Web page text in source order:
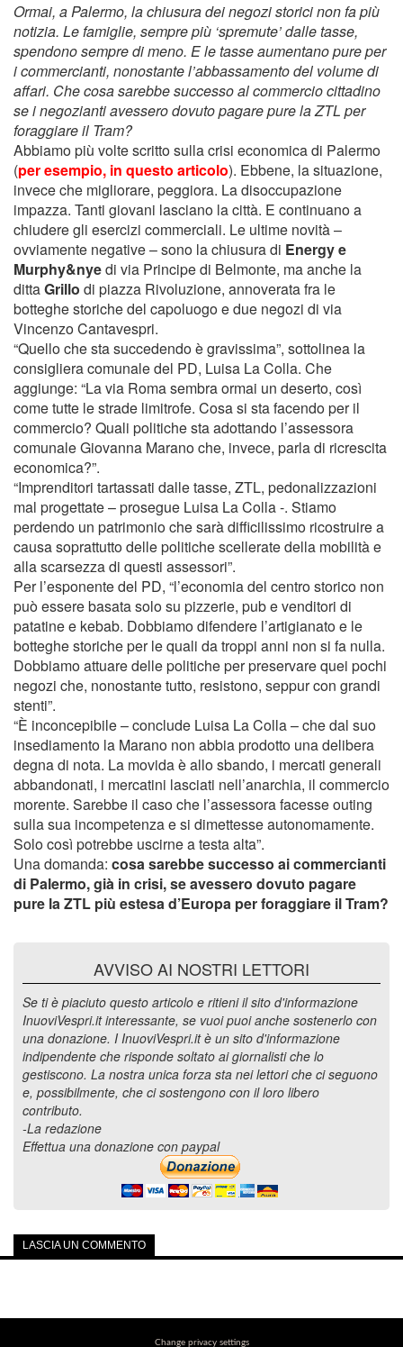
Ormai, a Palermo, la chiusura dei negozi storici non fa più
notizia. Le famiglie, sempre più ‘spremute’ dalle tasse,
spendono sempre di meno. E le tasse aumentano pure per
i commercianti, nonostante l’abbassamento del volume di
affari. Che cosa sarebbe successo al commercio cittadino
se i negozianti avessero dovuto pagare pure la ZTL per
foraggiare il Tram?
Abbiamo più volte scritto sulla crisi economica di Palermo
(per esempio, in questo articolo). Ebbene, la situazione,
invece che migliorare, peggiora. La disoccupazione
impazza. Tanti giovani lasciano la città. E continuano a
chiudere gli esercizi commerciali. Le ultime novità –
ovviamente negative – sono la chiusura di Energy e
Murphy&nyedi via Principe di Belmonte, ma anche la
dittaGrillo di piazza Rivoluzione, annoverata fra le
botteghe storiche del capoluogo e due negozi di via
Vincenzo Cantavespri.
“Quello che sta succedendo è gravissima”, sottolinea la
consigliera comunale del PD, Luisa La Colla. Che
aggiunge: “La via Roma sembra ormai un deserto, così
come tutte le strade limitrofe. Cosa si sta facendo per il
commercio? Quali politiche sta adottando l’assessora
comunale Giovanna Marano che, invece, parla di ricrescita
economica?”.
“Imprenditori tartassati dalle tasse, ZTL, pedonalizzazioni
mal progettate – prosegue Luisa La Colla -. Stiamo
perdendo un patrimonio che sarà difficilissimo ricostruire a
causa soprattutto delle politiche scellerate della mobilità e
alla scarsezza di questi assessori”.
Per l’esponente del PD, “l’economia del centro storico non
può essere basata solo su pizzerie, pub e venditori di
patatine e kebab. Dobbiamo difendere l’artigianato e le
botteghe storiche per le quali da troppi anni non si fa nulla.
Dobbiamo attuare delle politiche per preservare quei pochi
negozi che, nonostante tutto, resistono, seppur con grandi
stenti”.
“È inconcepibile – conclude Luisa La Colla – che dal suo
insediamento la Marano non abbia prodotto una delibera
degna di nota. La movida è allo sbando, i mercati generali
abbandonati, i mercatini lasciati nell’anarchia, il commercio
morente. Sarebbe il caso che l’assessora facesse outing
sulla sua incompetenza e si dimettesse autonomamente.
Solo così potrebbe uscirne a testa alta”.
Una domanda: cosa sarebbe successo ai commercianti
di Palermo, già in crisi, se avessero dovuto pagare
pure la ZTL più estesa d’Europa per foraggiare il Tram?
AVVISO AI NOSTRI LETTORI
Se ti è piaciuto questo articolo e ritieni il sito d'informazione
InuoviVespri.it interessante, se vuoi puoi anche sostenerlo con
una donazione. I InuoviVespri.it è un sito d'informazione
indipendente che risponde soltato ai giornalisti che lo
gestiscono. La nostra unica forza sta nei lettori che ci seguono
e, possibilmente, che ci sostengono con il loro libero
contributo.
-La redazione
Effettua una donazione con paypal
LASCIA UN COMMENTO
Change privacy settings